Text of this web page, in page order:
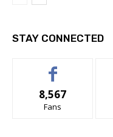
STAY CONNECTED
8,567
Fans